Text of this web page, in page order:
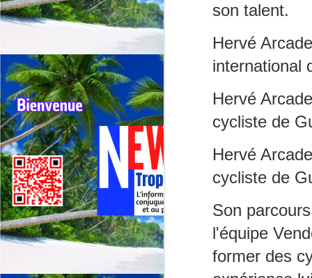
son talent.
Hervé
international
Hervé
cycliste de
Hervé
cycliste de
Son
l'équipe
former des
6